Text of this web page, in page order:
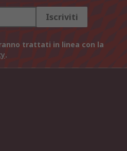
Iscriviti
trattati in linea con la
.